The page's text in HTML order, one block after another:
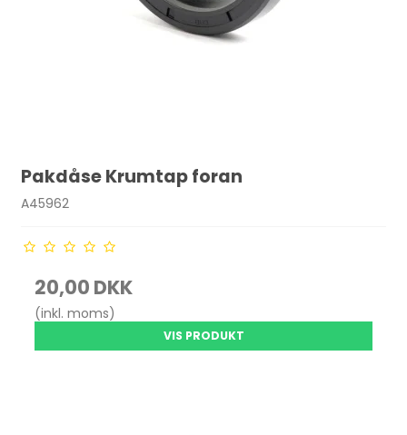
Pakdåse Krumtap foran
A45962
20,00 DKK
(inkl. moms)
VIS PRODUKT